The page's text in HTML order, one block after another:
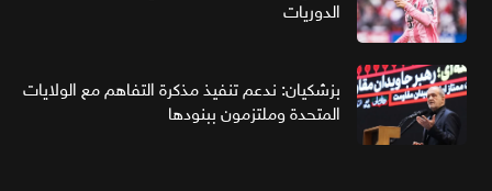
الدوريات
بزشكيان: ندعم تنفيذ مذكرة التفاهم مع الولايات
المتحدة وملتزمون ببنودها